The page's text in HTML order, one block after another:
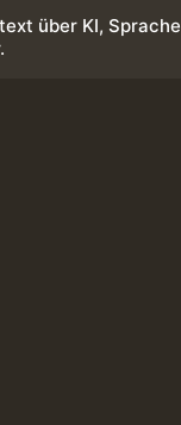
über KI, Sprache